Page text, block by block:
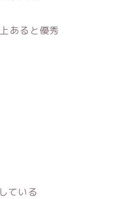
あると優秀
ている